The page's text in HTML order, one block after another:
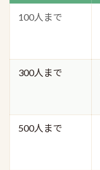
100人まで
300人まで
500人まで